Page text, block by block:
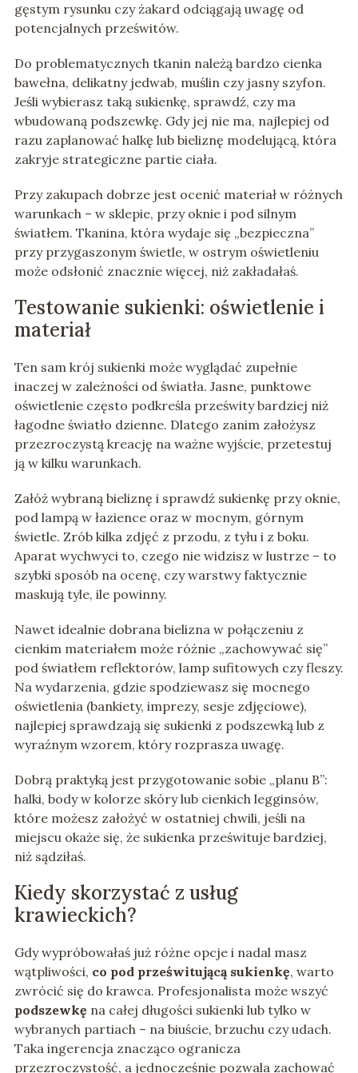
gęstym rysunku czy żakard odciągają uwagę od
potencjalnych prześwitów.
Do problematycznych tkanin należą bardzo cienka
bawełna, delikatny jedwab, muślin czy jasny szyfon.
Jeśli wybierasz taką sukienkę, sprawdź, czy ma
wbudowaną podszewkę. Gdy jej nie ma, najlepiej od
razu zaplanować halkę lub bieliznę modelującą, która
zakryje strategiczne partie ciała.
Przy zakupach dobrze jest ocenić materiał w różnych
warunkach – w sklepie, przy oknie i pod silnym
światłem. Tkanina, która wydaje się „bezpieczna”
przy przygaszonym świetle, w ostrym oświetleniu
może odsłonić znacznie więcej, niż zakładałaś.
Testowanie sukienki: oświetlenie i
materiał
Ten sam krój sukienki może wyglądać zupełnie
inaczej w zależności od światła. Jasne, punktowe
oświetlenie często podkreśla prześwity bardziej niż
łagodne światło dzienne. Dlatego zanim założysz
przezroczystą kreację na ważne wyjście, przetestuj
ją w kilku warunkach.
Załóż wybraną bieliznę i sprawdź sukienkę przy oknie,
pod lampą w łazience oraz w mocnym, górnym
świetle. Zrób kilka zdjęć z przodu, z tyłu i z boku.
Aparat wychwyci to, czego nie widzisz w lustrze – to
szybki sposób na ocenę, czy warstwy faktycznie
maskują tyle, ile powinny.
Nawet idealnie dobrana bielizna w połączeniu z
cienkim materiałem może różnie „zachowywać się”
pod światłem reflektorów, lamp sufitowych czy fleszy.
Na wydarzenia, gdzie spodziewasz się mocnego
oświetlenia (bankiety, imprezy, sesje zdjęciowe),
najlepiej sprawdzają się sukienki z podszewką lub z
wyraźnym wzorem, który rozprasza uwagę.
Dobrą praktyką jest przygotowanie sobie „planu B”:
halki, body w kolorze skóry lub cienkich legginsów,
które możesz założyć w ostatniej chwili, jeśli na
miejscu okaże się, że sukienka prześwituje bardziej,
niż sądziłaś.
Kiedy skorzystać z usług
krawieckich?
Gdy wypróbowałaś już różne opcje i nadal masz
wątpliwości, co pod prześwitującą sukienkę, warto
zwrócić się do krawca. Profesjonalista może wszyć
podszewkę na całej długości sukienki lub tylko w
wybranych partiach – na biuście, brzuchu czy udach.
Taka ingerencja znacząco ogranicza
przezroczystość, a jednocześnie pozwala zachować